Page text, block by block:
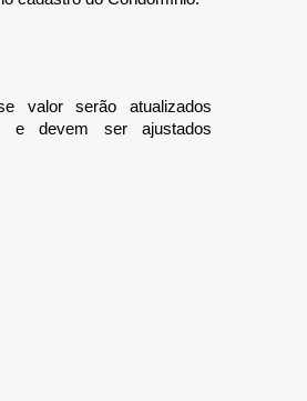
valor serão atualizados
e devem ser ajustados